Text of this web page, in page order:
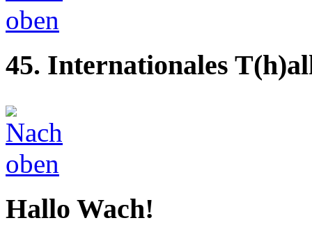
45. Internationales
Hallo Wach!